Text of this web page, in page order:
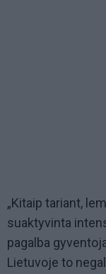
„Kitaip tariant,
suaktyvinta
pagalba
Lietuvoje to